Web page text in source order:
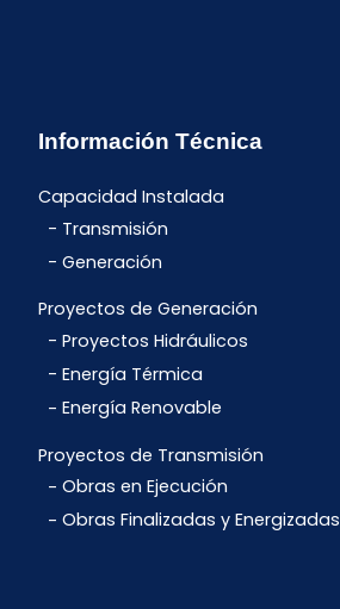
Información Técnica
Capacidad Instalada
Transmisión
Generación
Proyectos de Generación
Proyectos Hidráulicos
Energía Térmica
Energía Renovable
Proyectos de Transmisión
Obras en Ejecución
Obras Finalizadas y Energizadas